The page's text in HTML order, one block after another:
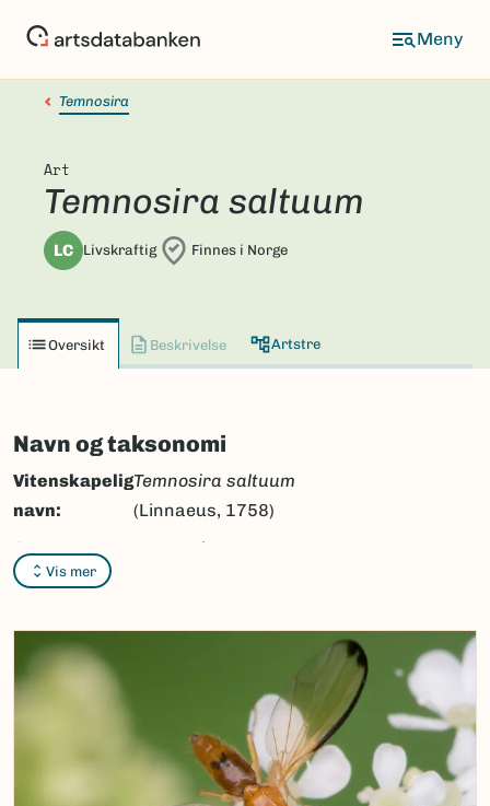
Temnosira
Art
Temnosira saltuum
LC Livskraftig Finnes i Norge
Oversikt Beskrivelse Artstre
Navn og taksonomi
Vis mer
Vitenskapelig
navn:
Temnosira saltuum
(Linnaeus, 1758)
Synonymer:
Musca saltuum
Bokmål:Ingen
Nynorsk:
Ingen
Nordsamisk/Davvisámegiella:
Ingen
Vitenskapelig navn ID: 23424
Takson ID: